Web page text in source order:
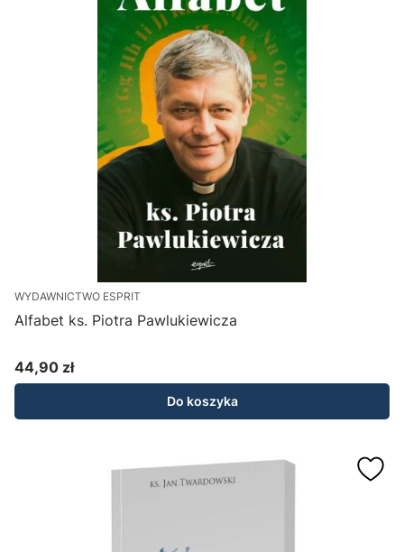
WYDAWNICTWO ESPRIT
Alfabet ks. Piotra Pawlukiewicza
Cena
44,90 zł
Do koszyka